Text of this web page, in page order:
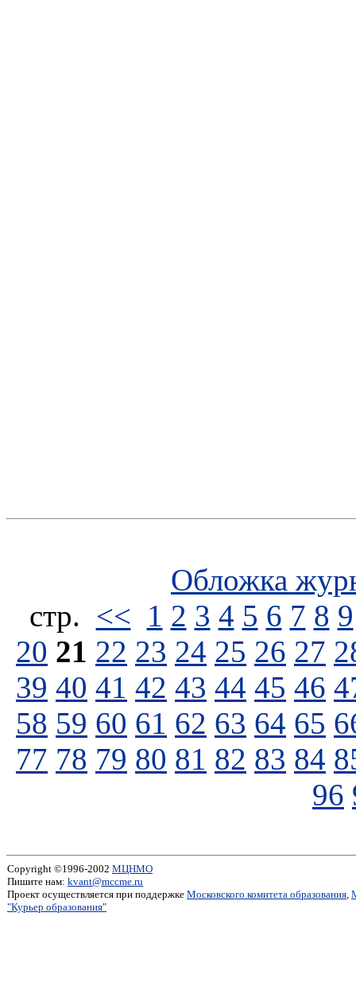
Обложка
стp. << 1 2 3 4 5 6 7 8 9
20 21 22 23 24 25 26 27
39 40 41 42 43 44 45 46
58 59 60 61 62 63 64 65
77 78 79 80 81 82 83 84
96
Copyright ©1996-2002 МЦНМО
Пишите нам: kvant@mccme.ru
Проект осуществляется при поддержке Московского комитета образования,
"Курьер образования"